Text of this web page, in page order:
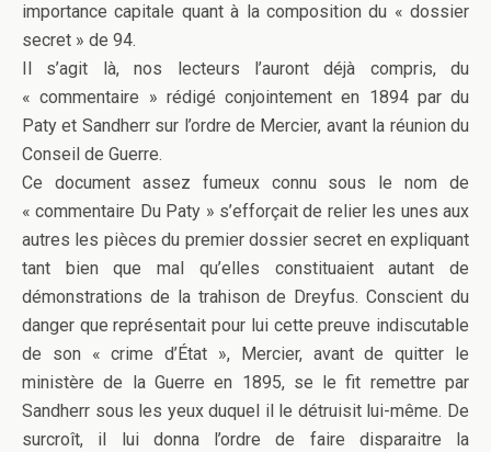
importance capitale quant à la composition du « dossier
secret » de 94.
Il s’agit là, nos lecteurs l’auront déjà compris, du
« commentaire » rédigé conjointement en 1894 par du
Paty et Sandherr sur l’ordre de Mercier, avant la réunion du
Conseil de Guerre.
Ce document assez fumeux connu sous le nom de
« commentaire Du Paty » s’efforçait de relier les unes aux
autres les pièces du premier dossier secret en expliquant
tant bien que mal qu’elles constituaient autant de
démonstrations de la trahison de Dreyfus. Conscient du
danger que représentait pour lui cette preuve indiscutable
de son « crime d’État », Mercier, avant de quitter le
ministère de la Guerre en 1895, se le fit remettre par
Sandherr sous les yeux duquel il le détruisit lui-même. De
surcroît, il lui donna l’ordre de faire disparaitre la